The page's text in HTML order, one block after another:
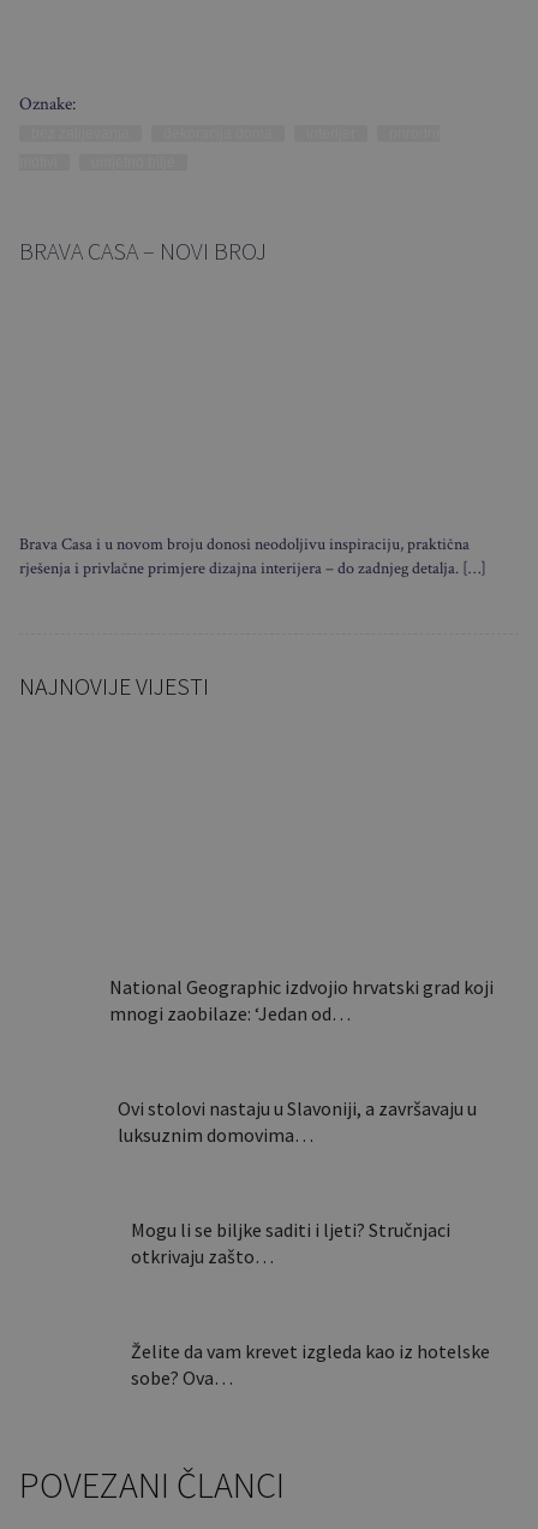
Oznake:
BRAVA CASA – NOVI BROJ
Brava Casa i u novom broju donosi neodoljivu inspiraciju, praktična
rješenja i privlačne primjere dizajna interijera – do zadnjeg detalja. […]
NAJNOVIJE VIJESTI
National Geographic izdvojio hrvatski grad koji
mnogi zaobilaze: ‘Jedan od…
Ovi stolovi nastaju u Slavoniji, a završavaju u
luksuznim domovima…
Mogu li se biljke saditi i ljeti? Stručnjaci
otkrivaju zašto…
Želite da vam krevet izgleda kao iz hotelske
sobe? Ova…
POVEZANI ČLANCI